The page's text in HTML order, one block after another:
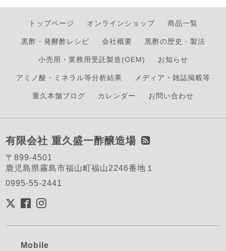
トップページ オンラインショップ 商品一覧
黒酢・発酵酢レシピ 会社概要 黒酢の歴史・製法
小売用・業務用受託製造(OEM) お知らせ
アミノ酸・ミネラル等分析結果 メディア・雑誌掲載等
重久本舗ブログ カレンダー お問い合わせ
有限会社 重久盛一酢醸造場
〒899-4501
鹿児島県霧島市福山町福山2246番地１
0995-55-2441
Mobile